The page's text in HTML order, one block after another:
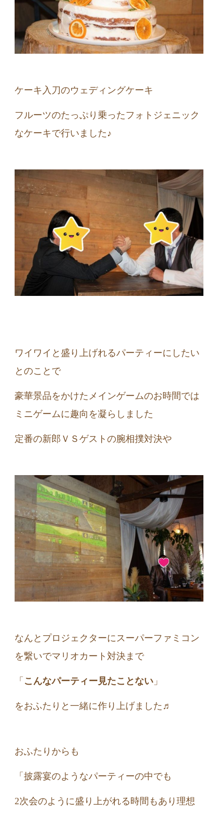
ケーキ入刀のウェディングケーキ
フルーツのたっぷり乗ったフォトジェニック
なケーキで行いました♪
ワイワイと盛り上げれるパーティーにしたい
とのことで
豪華景品をかけたメインゲームのお時間では
ミニゲームに趣向を凝らしました
定番の新郎ＶＳゲストの腕相撲対決や
なんとプロジェクターにスーパーファミコン
を繋いでマリオカート対決まで
「こんなパーティー見たことない」
をおふたりと一緒に作り上げました♬
おふたりからも
「披露宴のようなパーティーの中でも
2次会のように盛り上がれる時間 もあり理想